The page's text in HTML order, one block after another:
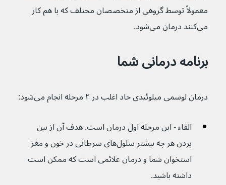
معمولاً توسط گروهی از متخصصان مختلف که با هم کار
می‌کنند درمان می‌شود.
برنامه درمانی شما
درمان لوسمی میلوئیدی حاد اغلب در ۲ مرحله انجام می‌شود:
القاء - این مرحله اول درمان است. هدف آن از بین
بردن هر چه بیشتر سلول‌های سرطانی در خون و مغز
استخوان شما و درمان علائمی است که ممکن است
داشته باشید.